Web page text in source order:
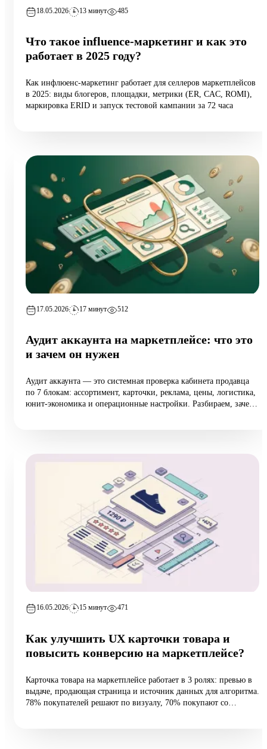
18.05.2026 13 минут 485
Что такое influence-маркетинг и как это
работает в 2025 году?
Как инфлюенс-маркетинг работает для селлеров маркетплейсов
в 2025: виды блогеров, площадки, метрики (ER, CAC, ROMI),
маркировка ERID и запуск тестовой кампании за 72 часа
17.05.2026 17 минут 512
Аудит аккаунта на маркетплейсе: что это
и зачем он нужен
Аудит аккаунта — это системная проверка кабинета продавца
по 7 блокам: ассортимент, карточки, реклама, цены, логистика,
юнит-экономика и операционные настройки. Разбираем, зачем
оборота на 12%.
16.05.2026 15 минут 471
Как улучшить UX карточки товара и
повысить конверсию на маркетплейсе?
Карточка товара на маркетплейсе работает в 3 ролях: превью в
выдаче, продающая страница и источник данных для алгоритма.
78% покупателей решают по визуалу, 70% покупают со